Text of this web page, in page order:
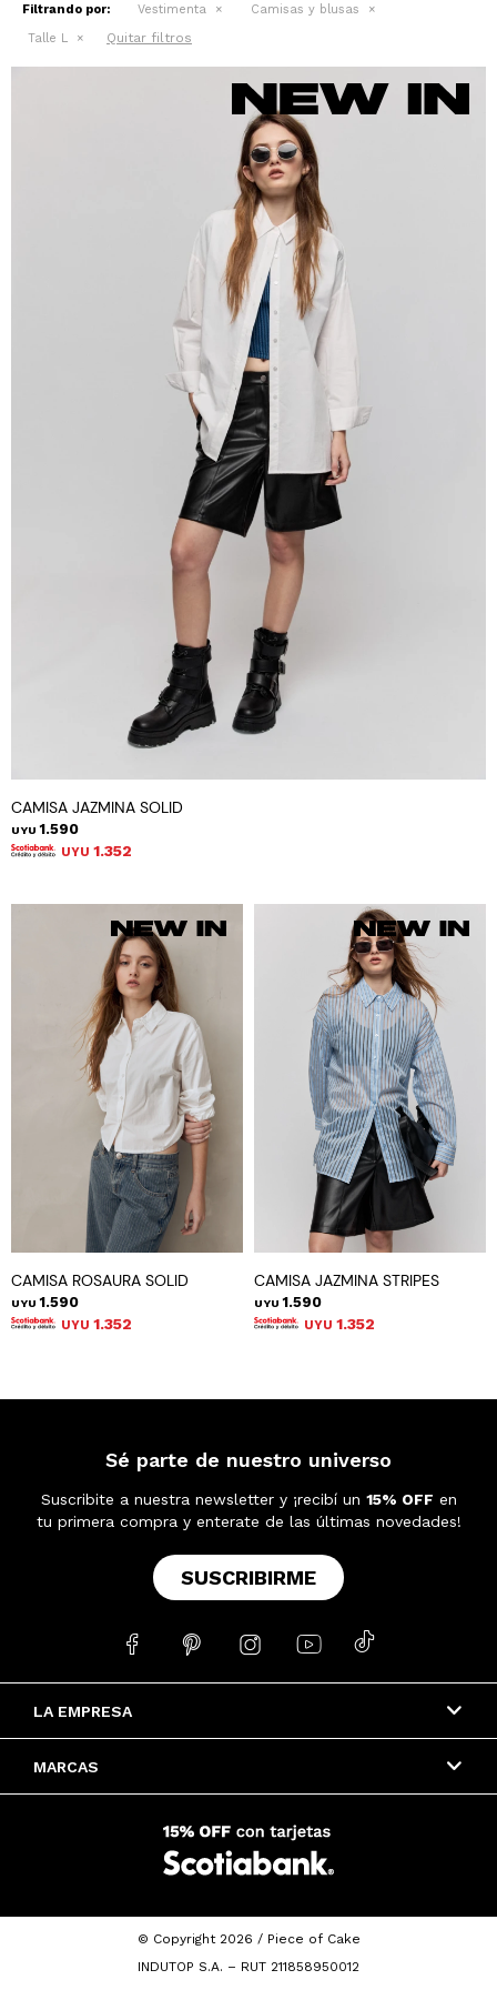
Filtrando por: Vestimenta
Camisas y blusas
Talle L
Quitar filtros
CAMISA JAZMINA SOLID
UYU 1.590
UYU 1.352
CAMISA ROSAURA SOLID
UYU 1.590
UYU 1.352
CAMISA JAZMINA STRIPES
UYU 1.590
UYU 1.352
LA EMPRESA
MARCAS
Sé parte de nuestro universo
Suscribite a nuestra newsletter y ¡recibí un 15% OFF en
tu primera compra y enterate de las últimas novedades!
SUSCRIBIRME
    
© Copyright 2026 / Piece of Cake
INDUTOP S.A. – RUT 211858950012